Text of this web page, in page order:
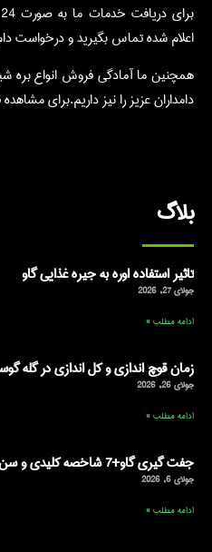
اعلام شده تماس بگیرید و درخواست
همچنین ما آمادگی فروش انواع بره
دامداران عزیز را نیز داریم.برای
بلاگ
تاثیر استفاده اوره به جیره غذایی گاو
جولای 27, 2026
ادامه مطلب »
زمان قوچ اندازی و کل اندازی در گله
جولای 26, 2026
ادامه مطلب »
جفت گیری گاو+7 شاخصه کلیدی و سن مناسب جفت گیری گاوها
جولای 6, 2026
ادامه مطلب »